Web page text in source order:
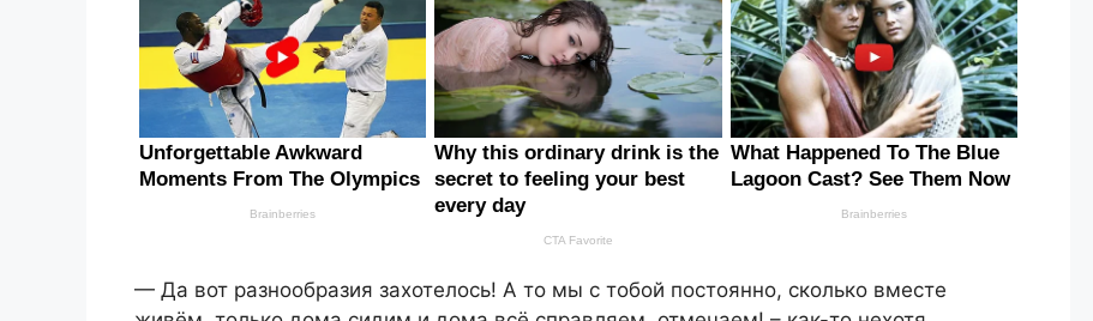
— Да вот разнообразия захотелось! А то мы с тобой постоянно, сколько вместе